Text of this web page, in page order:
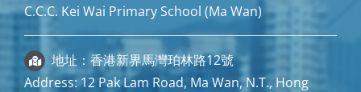
C.C.C. Kei Wai Primary School (Ma Wan)
地址：香港新界馬灣珀林路12號
Address: 12 Pak Lam Road, Ma Wan, N.T., Hong